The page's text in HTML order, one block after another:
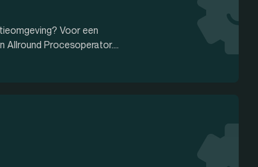
Voor een
Allround Procesoperator....